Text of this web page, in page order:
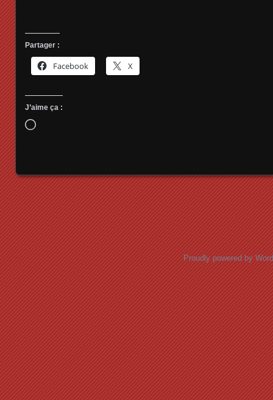
Partager :
Facebook X
J’aime ça :
Chargement…
Proudly powered by